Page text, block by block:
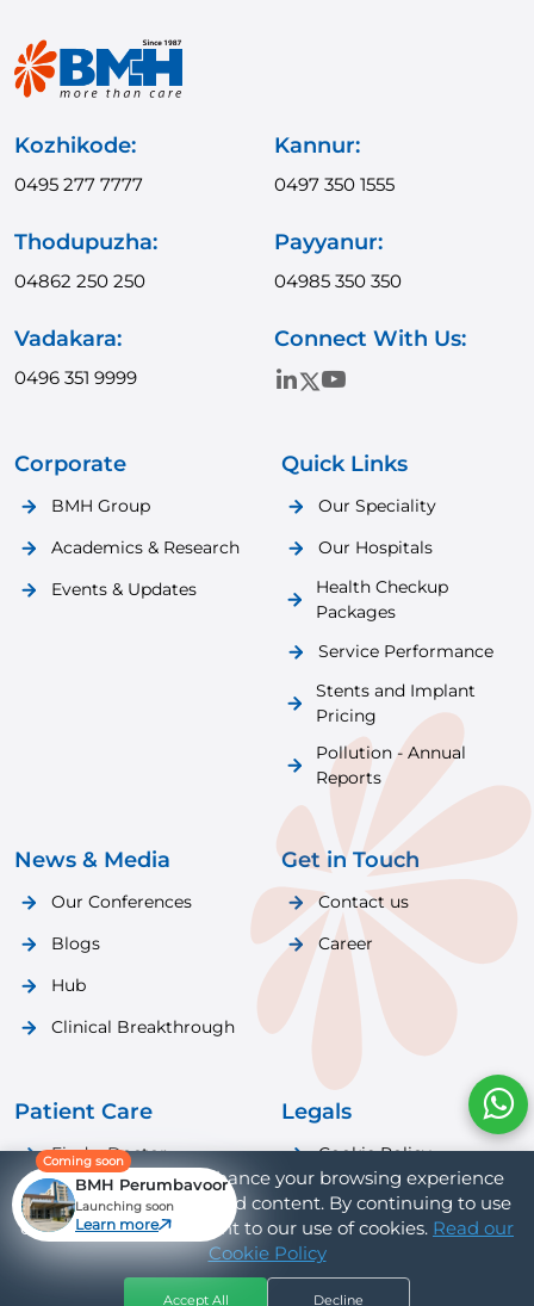
BMH Perumbavoor
Launching soon
Learn more
Coming soon
Kozhikode:
0495 277 7777
Kannur:
0497 350 1555
Thodupuzha:
04862 250 250
Payyanur:
04985 350 350
Vadakara:
0496 351 9999
Connect With Us:
Corporate
BMH Group
Academics & Research
Events & Updates
Quick Links
Our Speciality
Our Hospitals
Health Checkup
Packages
Service Performance
Stents and Implant
Pricing
Pollution - Annual
Reports
News & Media
Our Conferences
Blogs
Hub
Clinical Breakthrough
Get in Touch
Contact us
Career
Patient Care
Find a Doctor
Patient Care
Legals
Cookie Policy
Privacy Policy
We use cookies to enhance your browsing experience
and provide personalized content. By continuing to use
our website, you consent to our use of cookies. Read our
Cookie Policy
Accept All Decline